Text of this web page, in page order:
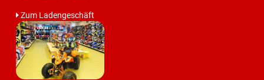
Zum Ladengeschäft